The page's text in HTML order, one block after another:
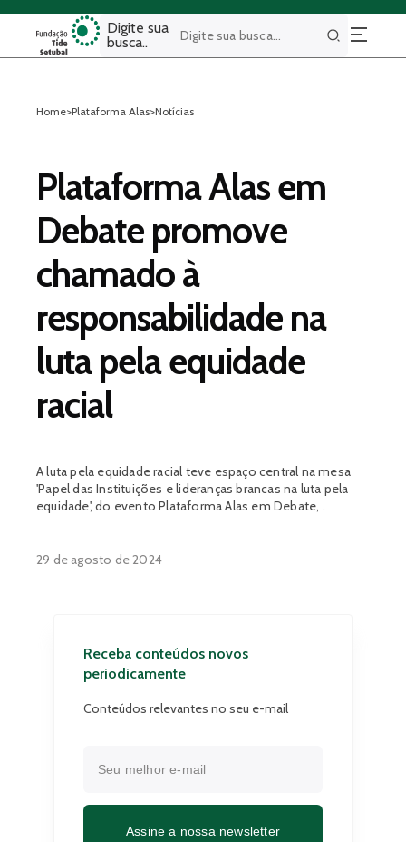
Digite sua
busca..
Buscar
Home>Plataforma Alas>Notícias
Plataforma Alas em
Debate promove
chamado à
responsabilidade na
luta pela equidade
racial
A luta pela equidade racial teve espaço central na mesa
'Papel das Instituições e lideranças brancas na luta pela
equidade', do evento Plataforma Alas em Debate, .
29 de agosto de 2024
Receba conteúdos novos
periodicamente
Conteúdos relevantes no seu e-mail
Assine a nossa newsletter